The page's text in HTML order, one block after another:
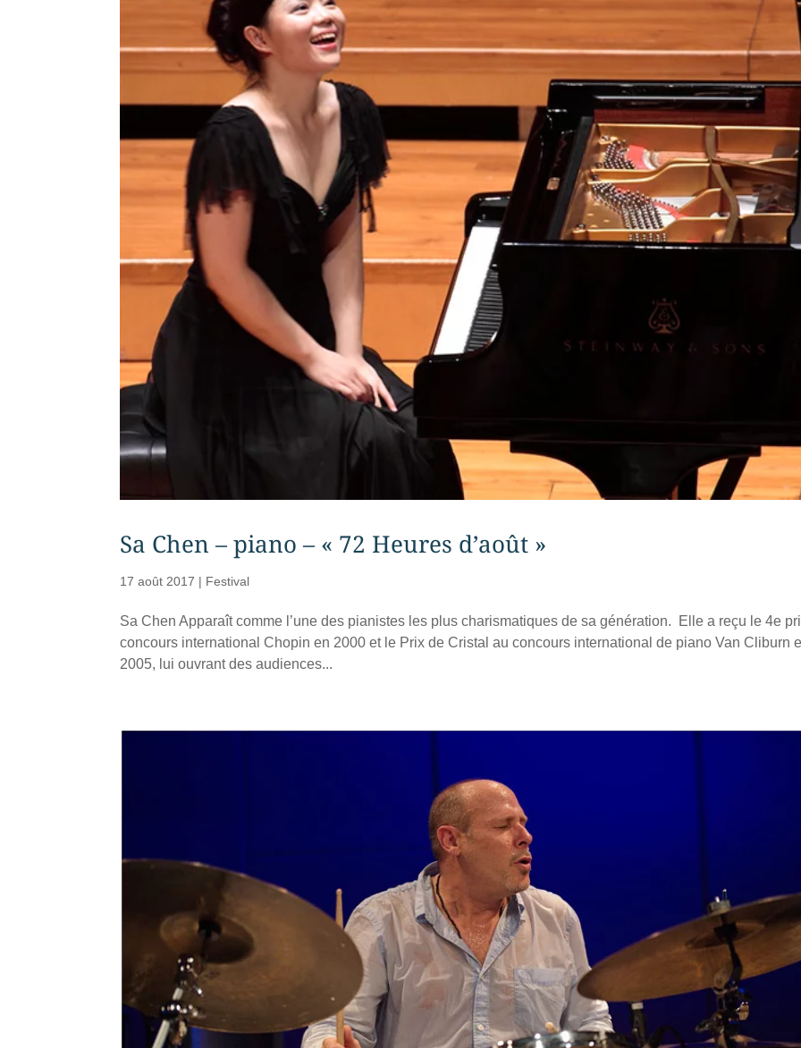
Sa Chen – piano – « 72 Heures d’août »
17 août 2017 | Festival
Sa Chen Apparaît comme l’une des pianistes les plus charismatiques de sa génération. Elle a reçu le 4e
concours international Chopin en 2000 et le Prix de Cristal au concours international de piano Van Cliburn
2005, lui ouvrant des audiences...